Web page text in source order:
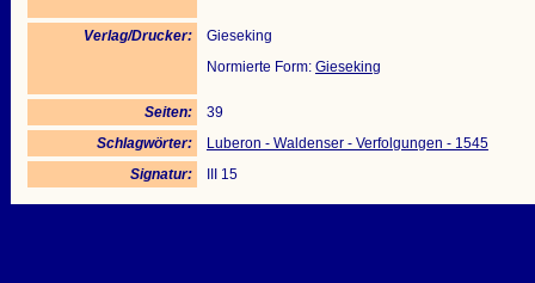
Verlag/Drucker:
Gieseking
Normierte Form: Gieseking
Seiten:
39
Schlagwörter:
Luberon - Waldenser - Verfolgungen - 1545
Signatur:
III 15